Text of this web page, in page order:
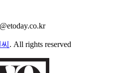
. All rights reserved